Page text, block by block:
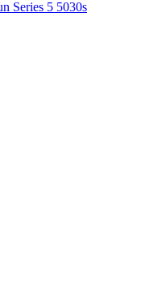
Series 5 5030s